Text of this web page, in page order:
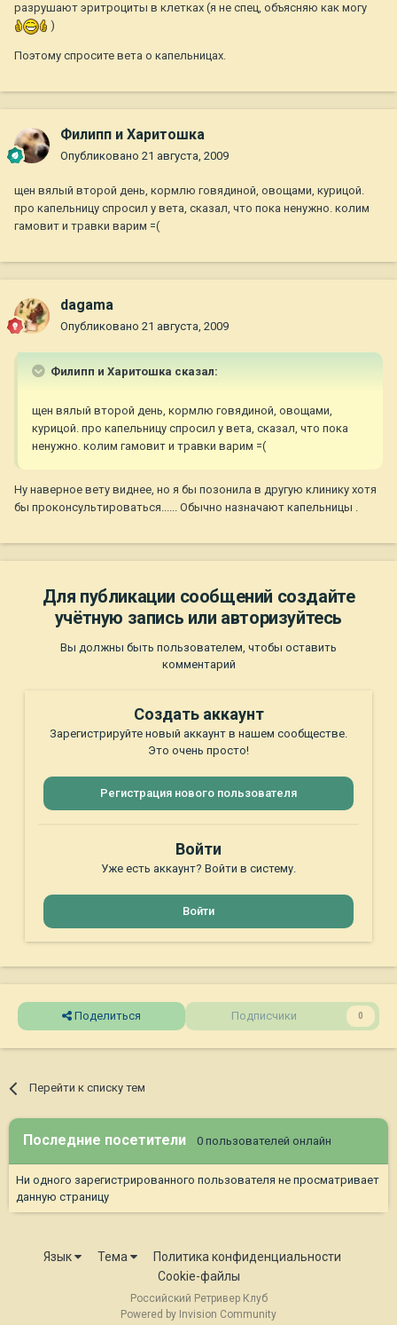
разрушают эритроциты в клетках (я не спец, объясняю как могу
)
Поэтому спросите вета о капельницах.
Филипп и Харитошка
Опубликовано 21 августа, 2009
щен вялый второй день, кормлю говядиной, овощами, курицой.
про капельницу спросил у вета, сказал, что пока ненужно. колим
гамовит и травки варим =(
dagama
Опубликовано 21 августа, 2009
Филипп и Харитошка сказал:
щен вялый второй день, кормлю говядиной, овощами,
курицой. про капельницу спросил у вета, сказал, что пока
ненужно. колим гамовит и травки варим =(
Ну наверное вету виднее, но я бы позонила в другую клинику хотя
бы проконсультироваться...... Обычно назначают капельницы .
Для публикации сообщений создайте
учётную запись или авторизуйтесь
Вы должны быть пользователем, чтобы оставить
комментарий
Создать аккаунт
Зарегистрируйте новый аккаунт в нашем сообществе.
Это очень просто!
Регистрация нового пользователя
Войти
Уже есть аккаунт? Войти в систему.
Войти
Поделиться Подписчики 0
Перейти к списку тем
Последние посетители 0 пользователей онлайн
Ни одного зарегистрированного пользователя не просматривает
данную страницу
Язык Тема
Политика конфиденциальности
Cookie-файлы
Российский Ретривер Клуб
Powered by Invision Community